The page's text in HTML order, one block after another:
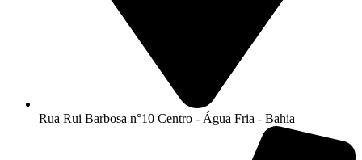
Rua Rui Barbosa n°10 Centro - Água Fria - Bahia